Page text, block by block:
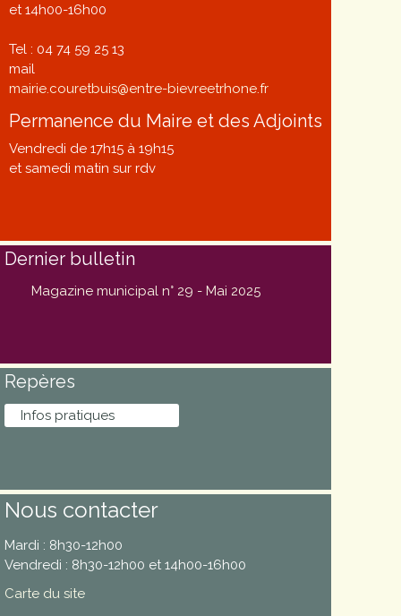
et 14h00-16h00
Tel : 04 74 59 25 13
mail
mairie.couretbuis@entre-bievreetrhone.fr
Permanence du Maire et des Adjoints
Vendredi de 17h15 à 19h15
et samedi matin sur rdv
Dernier bulletin
Magazine municipal n° 29 - Mai 2025
Repères
Infos pratiques
Nous contacter
Mardi : 8h30-12h00
Vendredi : 8h30-12h00 et 14h00-16h00
Carte du site